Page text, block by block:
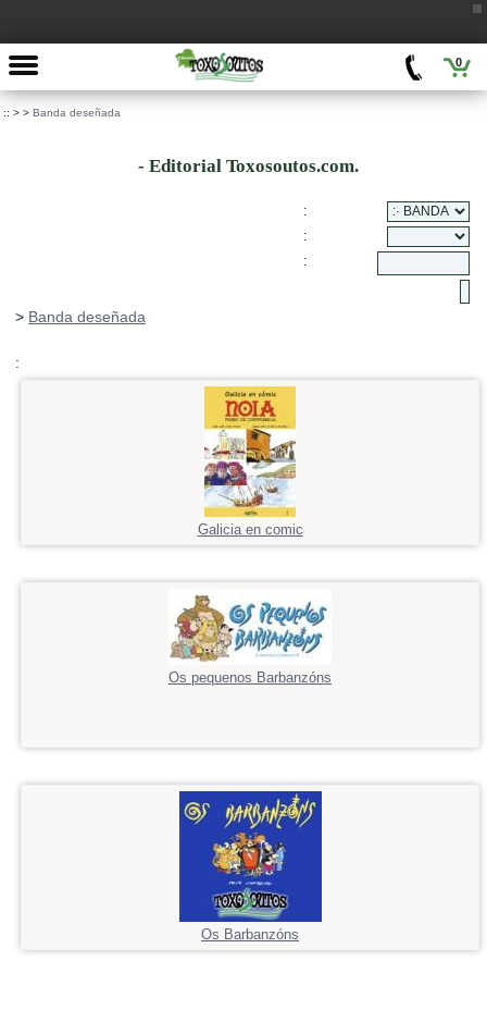
0
:: > > Banda deseñada
- Editorial Toxosoutos.com.
:
:
:
> Banda deseñada
:
Galicia en comic
Os pequenos Barbanzóns
Os Barbanzóns